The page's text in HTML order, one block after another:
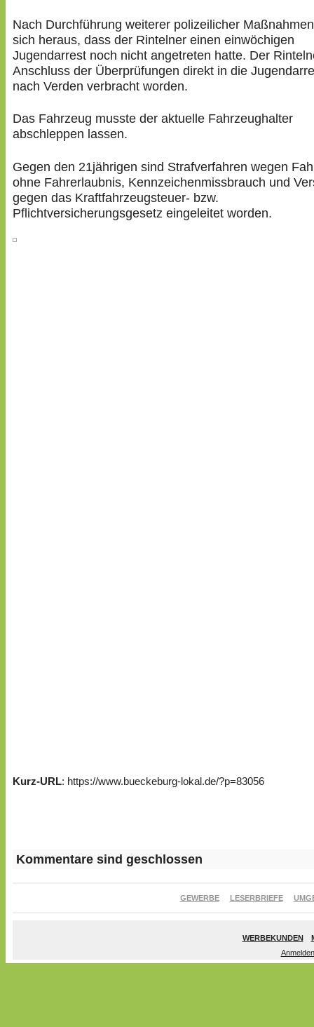
Nach Durchführung weiterer polizeilicher
sich heraus, dass der Rintelner einen einwöchigen
Jugendarrest noch nicht angetreten hatte. Der
Anschluss der Überprüfungen direkt in die
nach Verden verbracht worden.
Das Fahrzeug musste der aktuelle Fahrzeughalter
abschleppen lassen.
Gegen den 21jährigen sind Strafverfahren wegen
ohne Fahrerlaubnis, Kennzeichenmissbrauch und
gegen das Kraftfahrzeugsteuer- bzw.
Pflichtversicherungsgesetz eingeleitet worden.
Kurz-URL: https://www.bueckeburg-lokal.de/?p=83056
Kommentare sind geschlossen
GEWERBE LESERBRIEFE
WERBEKUNDEN
Anmelden